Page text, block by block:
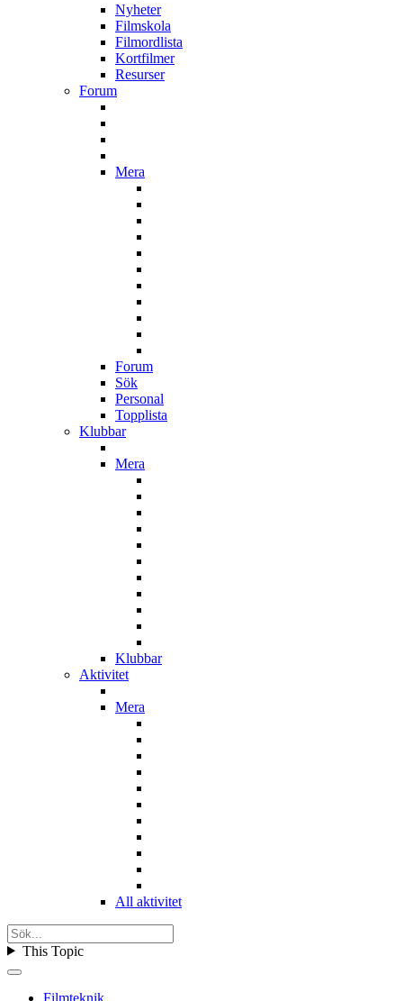
Nyheter
Filmskola
Filmordlista
Kortfilmer
Resurser
Forum
Mera
Forum
Sök
Personal
Topplista
Klubbar
Mera
Klubbar
Aktivitet
Mera
All aktivitet
This Topic
Filmteknik